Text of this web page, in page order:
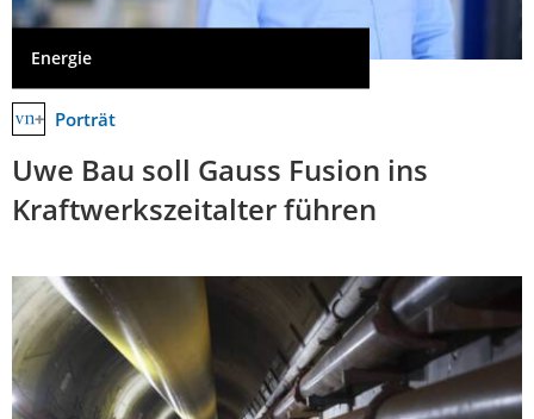
Energie
Porträt
Uwe Bau soll Gauss Fusion ins
Kraftwerkszeitalter führen